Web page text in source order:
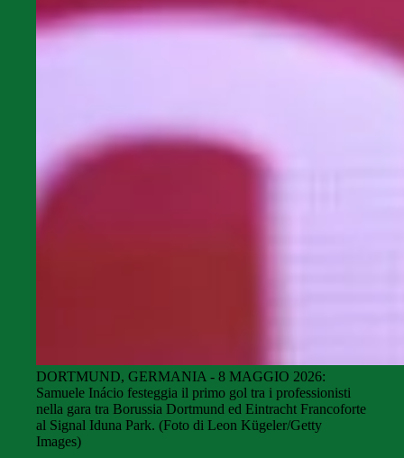
DORTMUND, GERMANIA - 8 MAGGIO 2026:
Samuele Inácio festeggia il primo gol tra i professionisti
nella gara tra Borussia Dortmund ed Eintracht Francoforte
al Signal Iduna Park. (Foto di Leon Kügeler/Getty
Images)